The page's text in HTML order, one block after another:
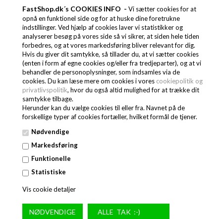
FastShop.dk´s COOKIES INFO - Vi sætter cookies for at
opnå en funktionel side og for at huske dine foretrukne
indstillinger. Ved hjælp af cookies laver vi statistikker og
analyserer besøg på vores side så vi sikrer, at siden hele tiden
forbedres, og at vores markedsføring bliver relevant for dig.
Hvis du giver dit samtykke, så tillader du, at vi sætter cookies
(enten i form af egne cookies og/eller fra tredjeparter), og at vi
behandler de personoplysninger, som indsamles via de
cookies. Du kan læse mere om cookies i vores cookiepolitik og
privatlivspolitik, hvor du også altid mulighed for at trække dit
samtykke tilbage.
Herunder kan du vælge cookies til eller fra. Navnet på de
forskellige typer af cookies fortæller, hvilket formål de tjener.
Nødvendige
Markedsføring
Funktionelle
Statistiske
Vis cookie detaljer
SKUFFE SÆT TIL BACK BAR 2 X 1/2
2.276,76DKK